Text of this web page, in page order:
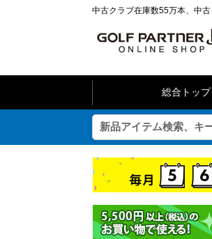
中古クラブ在庫数55万本、中
総合トップ